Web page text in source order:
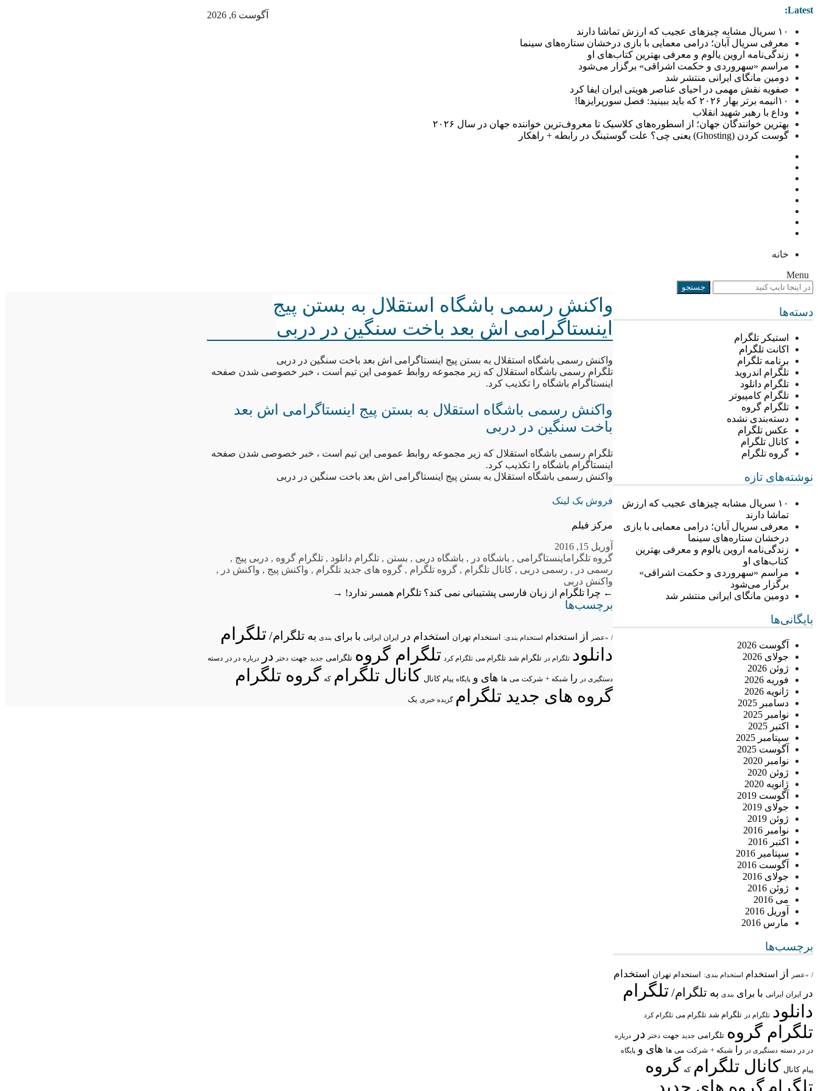
آگوست 6, 2026 Latest:
۱۰ سریال مشابه چیزهای عجیب که ارزش تماشا دارند
معرفی سریال آبان؛ درامی معمایی با بازی درخشان ستاره‌های سینما
زندگی‌نامه اروین یالوم و معرفی بهترین کتاب‌های او
مراسم «سهروردی و حکمت اشراقی» برگزار می‌شود
دومین مانگای ایرانی منتشر شد
صفویه نقش مهمی در احیای عناصر هویتی ایران ایفا کرد
۱۰انیمه برتر بهار ۲۰۲۶ که باید ببینید: فصل سورپرایزها!
وداع با رهبر شهید انقلاب
بهترین خوانندگان جهان؛ از اسطوره‌های کلاسیک تا معروف‌ترین خواننده جهان در سال ۲۰۲۶
گوست کردن (Ghosting) یعنی چی؟ علت گوستینگ در رابطه + راهکار
خانه
Menu
دسته‌ها
استیکر تلگرام
اکانت تلگرام
برنامه تلگرام
تلگرام اندروید
تلگرام دانلود
تلگرام کامپیوتر
تلگرام گروه
دسته‌بندی نشده
عکس تلگرام
کانال تلگرام
گروه تلگرام
نوشته‌های تازه
۱۰ سریال مشابه چیزهای عجیب که ارزش
تماشا دارند
معرفی سریال آبان؛ درامی معمایی با بازی
درخشان ستاره‌های سینما
زندگی‌نامه اروین یالوم و معرفی بهترین
کتاب‌های او
مراسم «سهروردی و حکمت اشراقی»
برگزار می‌شود
دومین مانگای ایرانی منتشر شد
بایگانی‌ها
آگوست 2026
جولای 2026
ژوئن 2026
فوریه 2026
ژانویه 2026
دسامبر 2025
نوامبر 2025
اکتبر 2025
سپتامبر 2025
آگوست 2025
نوامبر 2020
ژوئن 2020
ژانویه 2020
آگوست 2019
جولای 2019
ژوئن 2019
نوامبر 2016
اکتبر 2016
سپتامبر 2016
آگوست 2016
جولای 2016
ژوئن 2016
می 2016
آوریل 2016
مارس 2016
برچسب‌ها
/ «عصر از استخدام استخدام بندی: استخدام تهران
استخدام
در
ایران ایرانی با برای بندی به تلگرام/ تلگرام
دانلود تلگرام در تلگرام شد تلگرام می تلگرام کرد
تلگرام گروه تلگرامی جدید جهت دختر در درباره
در در دسته دستگیری در را شبکه + شرکت می ها های و پایگاه
پیام کانال کانال تلگرام که گروه
تلگرام گروه های جدید
واکنش رسمی باشگاه استقلال به بستن پیج
اینستاگرامی اش بعد باخت سنگین در دربی
واکنش رسمی باشگاه استقلال به بستن پیج اینستاگرامی اش بعد باخت سنگین در دربی
تلگرام رسمی باشگاه استقلال که زیر مجموعه روابط عمومی این تیم است ، خبر خصوصی شدن صفحه
اینستاگرام باشگاه را تکذیب کرد.
واکنش رسمی باشگاه استقلال به بستن پیج اینستاگرامی اش بعد
باخت سنگین در دربی
تلگرام رسمی باشگاه استقلال که زیر مجموعه روابط عمومی این تیم است ، خبر خصوصی شدن صفحه
اینستاگرام باشگاه را تکذیب کرد.
واکنش رسمی باشگاه استقلال به بستن پیج اینستاگرامی اش بعد باخت سنگین در دربی
فروش بک لینک
مرکز فیلم
آوریل 15, 2016
گروه تلگراماینستاگرامی , باشگاه در , باشگاه دربی , بستن , تلگرام دانلود , تلگرام گروه , دربی پیج ,
رسمی در , رسمی دربی , کانال تلگرام , گروه تلگرام , گروه های جدید تلگرام , واکنش پیج , واکنش در ,
واکنش دربی
← چرا تلگرام از زبان فارسی پشتیبانی نمی کند؟ تلگرام همسر ندارد! →
برچسب‌ها
/ «عصر از استخدام استخدام بندی: استخدام تهران استخدام در ایران ایرانی با برای بندی به تلگرام/ تلگرام
دانلود تلگرام در تلگرام شد تلگرام می تلگرام کرد تلگرام گروه تلگرامی جدید جهت دختر در درباره در در دسته
دستگیری در را شبکه + شرکت می ها های و پایگاه پیام کانال کانال تلگرام که گروه تلگرام
گروه های جدید تلگرام گزیده خبری یک